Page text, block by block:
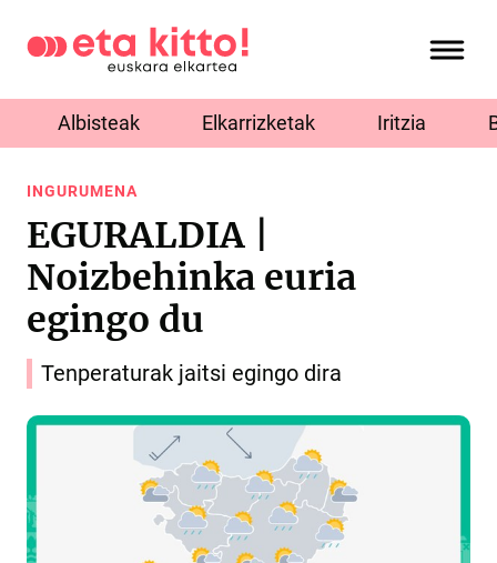
Albisteak Elkarrizketak Iritzia
INGURUMENA
EGURALDIA |
Noizbehinka euria
egingo du
Tenperaturak jaitsi egingo dira